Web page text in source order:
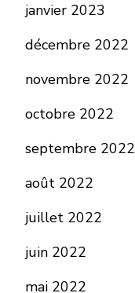
janvier 2023
décembre 2022
novembre 2022
octobre 2022
septembre 2022
août 2022
juillet 2022
juin 2022
mai 2022